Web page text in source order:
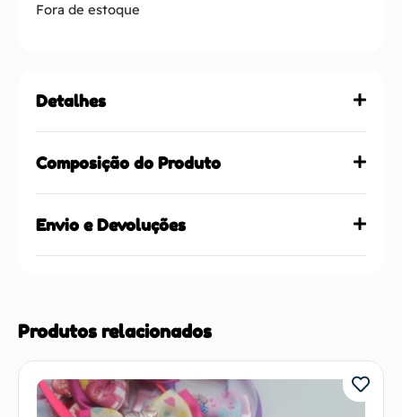
Fora de estoque
Detalhes
Composição do Produto
Envio e Devoluções
Produtos relacionados